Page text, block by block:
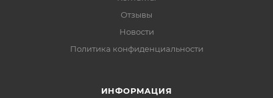
Отзывы
Новости
Политика конфиденциальности
ИНФОРМАЦИЯ